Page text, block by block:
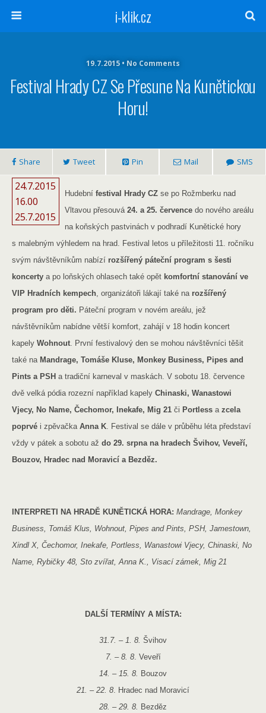
i-klik.cz
19.7.2015 • No Comments
Festival Hrady CZ Se Přesune Na Kunětickou
Horu!
Share Tweet Pin Mail SMS
24.7.2015
16.00
25.7.2015
Hudební festival Hrady CZse po Rožmberku nad
Vltavou přesouvá 24. a 25. července do nového areálu
na koňských pastvinách v podhradí Kunětické hory
s malebným výhledem na hrad. Festival letos u příležitosti 11. ročníku
svým návštěvníkům nabízí rozšířený páteční program s šesti
koncerty a po loňských ohlasech také opět komfortní stanování ve
VIP Hradních kempech, organizátoři lákají také na rozšířený
program pro děti. Páteční program v novém areálu, jež
návštěvníkům nabídne větší komfort, zahájí v 18 hodin koncert
kapely Wohnout. První festivalový den se mohou návštěvníci těšit
také na Mandrage, Tomáše Kluse, Monkey Business, Pipes and
Pints a PSH a tradiční karneval v maskách. V sobotu 18. července
dvě velká pódia rozezní například kapely Chinaski, Wanastowi
Vjecy, No Name, Čechomor, Inekafe, Mig 21 či Portless a zcela
poprvé i zpěvačka Anna K. Festival se dále v průběhu léta představí
vždy v pátek a sobotu až do 29. srpna na hradech Švihov, Veveří,
Bouzov, Hradec nad Moravicí a Bezděz.
INTERPRETI NA HRADĚ KUNĚTICKÁ HORA: Mandrage, Monkey
Business, Tomáš Klus, Wohnout, Pipes and Pints, PSH, Jamestown,
Xindl X, Čechomor, Inekafe, Portless, Wanastowi Vjecy, Chinaski, No
Name, Rybičky 48, Sto zvířat, Anna K., Visací zámek, Mig 21
DALŠÍ TERMÍNY A MÍSTA:
31.7. – 1. 8. Švihov
7. – 8. 8. Veveří
14. – 15. 8. Bouzov
21. – 22. 8. Hradec nad Moravicí
28. – 29. 8. Bezděz